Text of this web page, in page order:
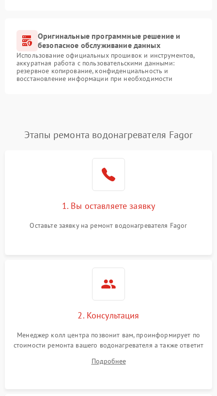
Оригинальные программные решение и
безопасное обслуживание данных
Использование официальных прошивок и инструментов,
аккуратная работа с пользовательскими данными:
резервное копирование, конфиденциальность и
восстановление информации при необходимости
Этапы ремонта водонагревателя Fagor
1. Вы оставляете заявку
Оставьте заявку на ремонт водонагревателя Fagor
2. Консультация
Менеджер колл центра позвонит вам, проинформирует по
стоимости ремонта вашего водонагревателя а также ответит
Подробнее